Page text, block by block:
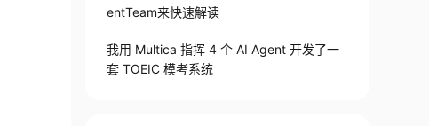
entTeam来快速解读
我用 Multica 指挥 4 个 AI Agent 开发了一
套 TOEIC 模考系统